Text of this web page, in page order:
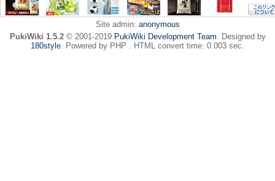
Site admin: anonymous
PukiWiki 1.5.2© 2001-2019 PukiWiki Development Team. Designed by
180style. Powered by PHP . HTML convert time: 0.003 sec.